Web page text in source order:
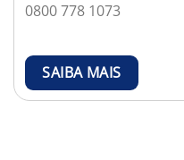
0800 778 1073
SAIBA MAIS